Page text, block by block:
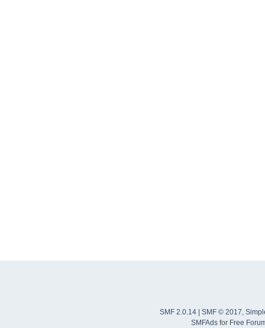
SMF 2.0.14 SMF © 2017,
SMFAdsfor Free